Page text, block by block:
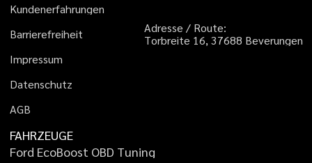
Kundenerfahrungen
Barrierefreiheit
Impressum
Datenschutz
AGB
Adresse / Route:
Torbreite 16, 37688 Beverungen
FAHRZEUGE
Ford EcoBoost OBD Tuning